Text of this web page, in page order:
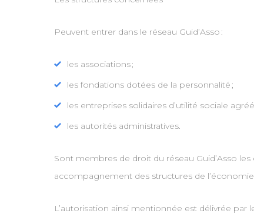
Peuvent entrer dans le réseau Guid’Asso :
les associations ;
les fondations dotées de la personnalité ;
les entreprises solidaires d’utilité sociale
les autorités administratives.
Sont membres de droit du réseau Guid’Asso
accompagnement des structures de
L’autorisation ainsi mentionnée est délivrée par